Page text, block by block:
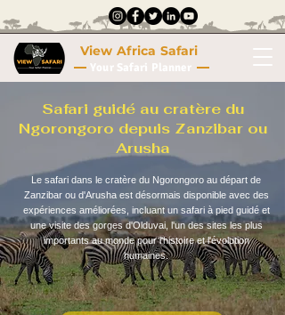
View Africa Safari
Your Safari Planner
Safari guidé au cratère du
Ngorongoro depuis Zanzibar ou
Arusha
Le safari dans le cratère du Ngorongoro au départ de
Zanzibar ou d'Arusha est désormais disponible avec des
expériences améliorées, incluant un safari à pied guidé et
une visite des gorges d'Olduvai, l'un des sites les plus
importants au monde pour l'histoire et l'évolution
humaines.